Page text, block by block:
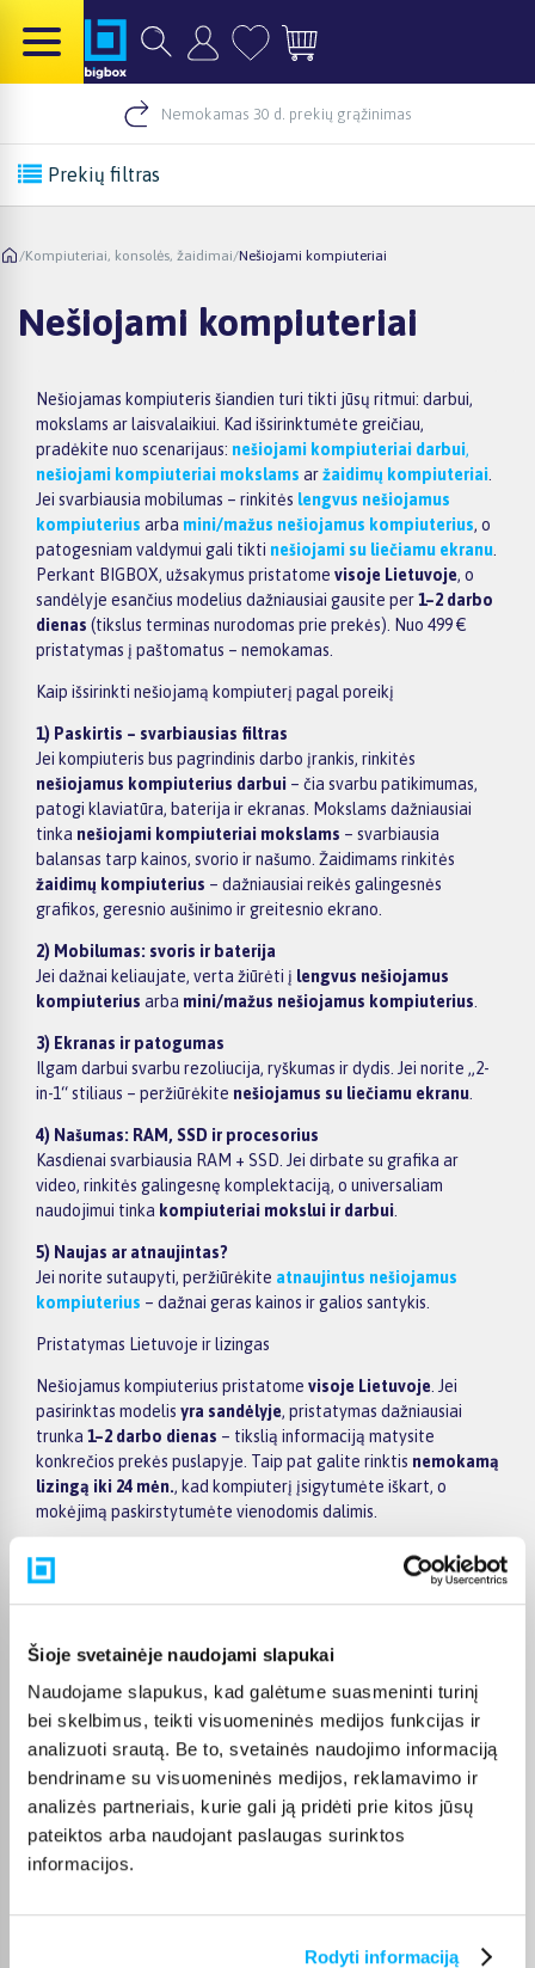
Šioje svetainėje naudojami slapukai
Naudojame slapukus, kad galėtume suasmeninti turinį
bei skelbimus, teikti visuomeninės medijos funkcijas ir
analizuoti srautą. Be to, svetainės naudojimo informaciją
bendriname su visuomeninės medijos, reklamavimo ir
analizės partneriais, kurie gali ją pridėti prie kitos jūsų
pateiktos arba naudojant paslaugas surinktos
informacijos.
Rodyti informaciją
Nemokamas 30 d. prekių grąžinimas
Prekių filtras
/Kompiuteriai, konsolės, žaidimai/Nešiojami kompiuteriai
Nešiojami kompiuteriai
Nešiojamas kompiuteris šiandien turi tikti jūsų ritmui: darbui,
mokslams ar laisvalaikiui. Kad išsirinktumėte greičiau,
pradėkite nuo scenarijaus: nešiojami kompiuteriai darbui,
nešiojami kompiuteriai mokslams aržaidimų kompiuteriai
Jei svarbiausia mobilumas – rinkitės lengvus nešiojamus
kompiuterius arba mini/mažus nešiojamus kompiuterius, o
patogesniam valdymui gali tikti nešiojami su liečiamu ekranu
Perkant BIGBOX, užsakymus pristatome visoje Lietuvoje, o
sandėlyje esančius modelius dažniausiai gausite per1–2 darbo
dienas (tikslus terminas nurodomas prie prekės). Nuo 499 €
pristatymas į paštomatus – nemokamas.
Kaip išsirinkti nešiojamą kompiuterį pagal poreikį
1) Paskirtis – svarbiausias filtras
Jei kompiuteris bus pagrindinis darbo įrankis, rinkitės
nešiojamus kompiuterius darbui – čia svarbu patikimumas,
patogi klaviatūra, baterija ir ekranas. Mokslams dažniausiai
tinka nešiojami kompiuteriai mokslams – svarbiausia
balansas tarp kainos, svorio ir našumo. Žaidimams rinkitės
žaidimų kompiuterius – dažniausiai reikės galingesnės
grafikos, geresnio aušinimo ir greitesnio ekrano.
2) Mobilumas: svoris ir baterija
Jei dažnai keliaujate, verta žiūrėti į lengvus nešiojamus
kompiuterius arba mini/mažus nešiojamus kompiuterius
3) Ekranas ir patogumas
Ilgam darbui svarbu rezoliucija, ryškumas ir dydis. Jei norite „2-
in-1“ stiliaus – peržiūrėkite nešiojamus su liečiamu ekranu
4) Našumas: RAM, SSD ir procesorius
Kasdienai svarbiausia RAM + SSD. Jei dirbate su grafika ar
video, rinkitės galingesnę komplektaciją, o universaliam
naudojimui tinka kompiuteriai mokslui ir darbui
5) Naujas ar atnaujintas?
Jei norite sutaupyti, peržiūrėkite atnaujintus nešiojamus
kompiuterius – dažnai geras kainos ir galios santykis.
Pristatymas Lietuvoje ir lizingas
Nešiojamus kompiuterius pristatome visoje Lietuvoje . Jei
pasirinktas modelis yra sandėlyje, pristatymas dažniausiai
trunka 1–2 darbo dienas – tikslią informaciją matysite
konkrečios prekės puslapyje. Taip pat galite rinktis nemokamą
lizingą iki 24 mėn., kad kompiuterį įsigytumėte iškart, o
mokėjimą paskirstytumėte vienodomis dalimis.
Populiarūs gamintojai
DELL
Acer MSI, o AI funkcijų ieškantiems –
Pirkėjų atsiliepimai apie prekes
Jaunius P.
Geras kompiuteris mokslams, kokybiškas korpusas ir ekranas